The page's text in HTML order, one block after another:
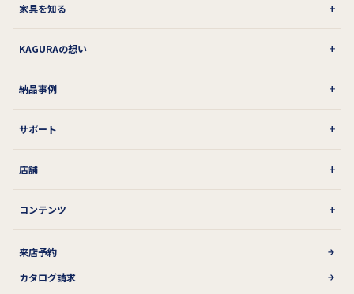
家具を知る
KAGURAの想い
納品事例
サポート
店舗
コンテンツ
来店予約
カタログ請求